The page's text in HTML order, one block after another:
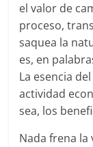
el valor de
proceso,
saquea la
es, en
La esencia
actividad
sea, los
Nada frena